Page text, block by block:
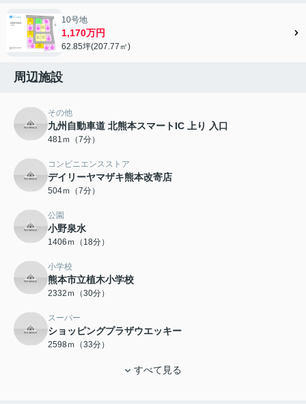
10号地
1,170万円
62.85坪(207.77㎡)
周辺施設
その他
九州自動車道 北熊本スマートIC 上り 入口
481ｍ（7分）
コンビニエンスストア
デイリーヤマザキ熊本改寄店
504ｍ（7分）
公園
小野泉水
1406ｍ（18分）
小学校
熊本市立植木小学校
2332ｍ（30分）
スーパー
ショッピングプラザウエッキー
2598ｍ（33分）
すべて見る